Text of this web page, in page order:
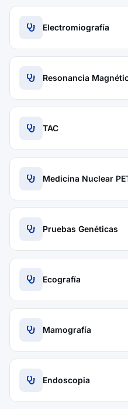
Electromiografía
Resonancia
TAC
Medicina Nuclear
Pruebas Genéticas
Ecografía
Mamografía
Endoscopia